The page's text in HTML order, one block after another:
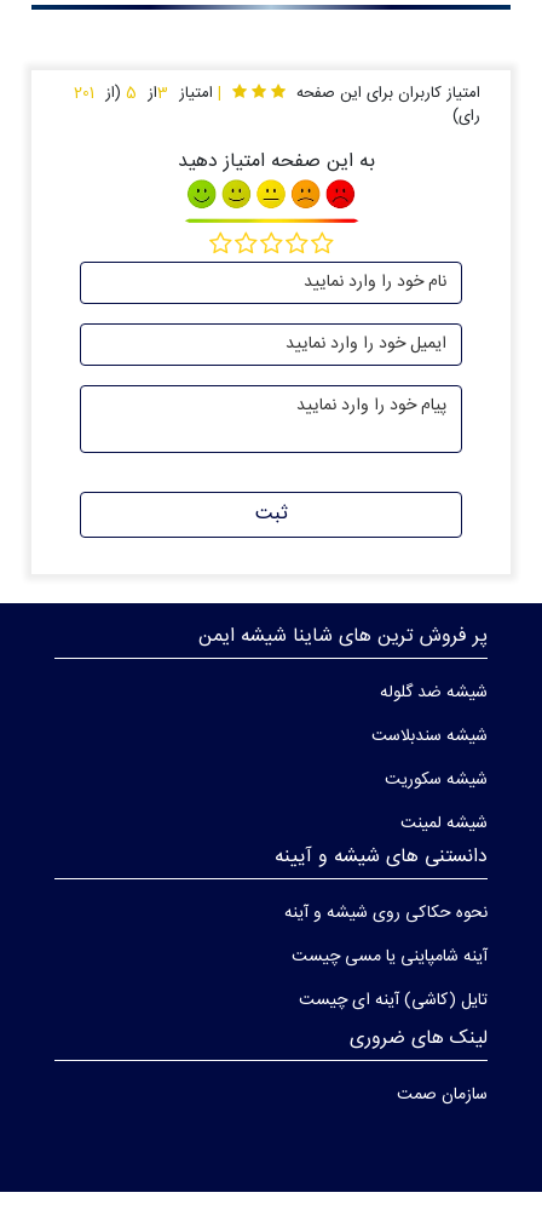
امتیاز کاربران برای این صفحه | امتیاز 3از 5 (از 201
رای)
به این صفحه امتیاز دهید
ثبت
پر فروش ترین های شاینا شیشه ایمن
شیشه ضد گلوله
شیشه سندبلاست
شیشه سکوریت
شیشه لمینت
دانستنی های شیشه و آیینه
نحوه حکاکی روی شیشه و آینه
آینه شامپاینی یا مسی چیست
تایل (کاشی) آینه ای چیست
لینک های ضروری
سازمان صمت